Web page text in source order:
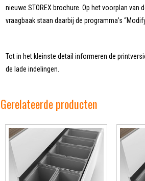
nieuwe STOREX brochure. Op het voorplan van
vraagbaak staan daarbij de programma’s
Tot in het kleinste detail informeren de
de lade indelingen.
Gerelateerde producten